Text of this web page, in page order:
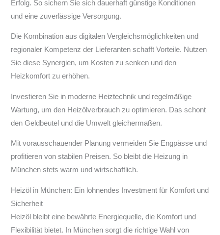
Erfolg. So sichern Sie sich dauerhaft günstige Konditionen
und eine zuverlässige Versorgung.
Die Kombination aus digitalen Vergleichsmöglichkeiten und
regionaler Kompetenz der Lieferanten schafft Vorteile. Nutzen
Sie diese Synergien, um Kosten zu senken und den
Heizkomfort zu erhöhen.
Investieren Sie in moderne Heiztechnik und regelmäßige
Wartung, um den Heizölverbrauch zu optimieren. Das schont
den Geldbeutel und die Umwelt gleichermaßen.
Mit vorausschauender Planung vermeiden Sie Engpässe und
profitieren von stabilen Preisen. So bleibt die Heizung in
München stets warm und wirtschaftlich.
Heizöl in München: Ein lohnendes Investment für Komfort und
Sicherheit
Heizöl bleibt eine bewährte Energiequelle, die Komfort und
Flexibilität bietet. In München sorgt die richtige Wahl von